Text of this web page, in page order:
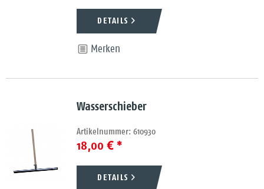
DETAILS
Merken
Wasserschieber
Artikelnummer: 610930
18,00 € *
DETAILS